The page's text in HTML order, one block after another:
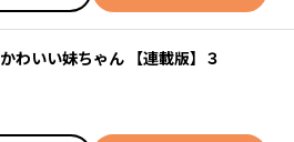
わいい妹ちゃん 【連載版】３